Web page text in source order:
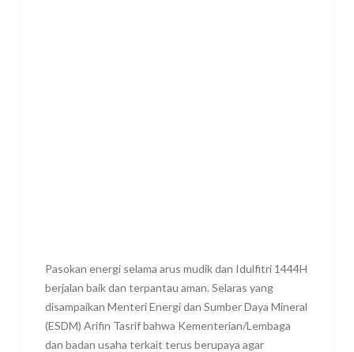
Pasokan energi selama arus mudik dan Idulfitri 1444H
berjalan baik dan terpantau aman. Selaras yang
disampaikan Menteri Energi dan Sumber Daya Mineral
(ESDM) Arifin Tasrif bahwa Kementerian/Lembaga
dan badan usaha terkait terus berupaya agar